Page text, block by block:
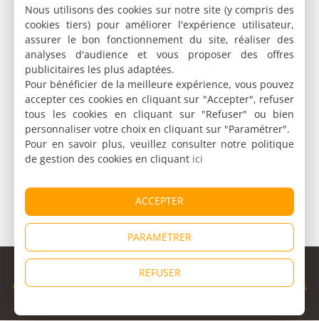
© Copyright 1998 - 2026
Cybevasion|Mentions légales|Confidentialité|CGU|Informations
Nous utilisons des cookies sur notre site (y compris des
cookies tiers) pour améliorer l'expérience utilisateur,
assurer le bon fonctionnement du site, réaliser des
analyses d'audience et vous proposer des offres
publicitaires les plus adaptées.
Pour bénéficier de la meilleure expérience, vous pouvez
accepter ces cookies en cliquant sur "Accepter", refuser
tous les cookies en cliquant sur "Refuser" ou bien
personnaliser votre choix en cliquant sur "Paramétrer".
Pour en savoir plus, veuillez consulter notre politique
de gestion des cookies en cliquant ici
ACCEPTER
PARAMÉTRER
REFUSER